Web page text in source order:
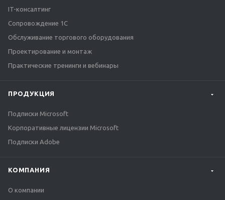
IT-консалтинг
Сопровождение 1С
Обслуживание торгового оборудования
Проектирование и монтаж
Практические тренинги и вебинары
ПРОДУКЦИЯ
Подписки Microsoft
Корпоративные лицензии Microsoft
Подписки Adobe
КОМПАНИЯ
О компании